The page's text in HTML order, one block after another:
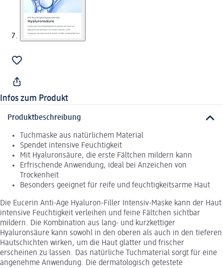
Infos zum Produkt
Produktbeschreibung
Tuchmaske aus natürlichem Material
Spendet intensive Feuchtigkeit
Mit Hyaluronsäure, die erste Fältchen mildern kann
Erfrischende Anwendung, ideal bei Anzeichen von
Trockenheit
Besonders geeignet für reife und feuchtigkeitsarme Haut
Die Eucerin Anti-Age Hyaluron-Filler Intensiv-Maske kann der Haut
intensive Feuchtigkeit verleihen und feine Fältchen sichtbar
mildern. Die Kombination aus lang- und kurzkettiger
Hyaluronsäure kann sowohl in den oberen als auch in den tieferen
Hautschichten wirken, um die Haut glatter und frischer
erscheinen zu lassen. Das natürliche Tuchmaterial sorgt für eine
angenehme Anwendung. Die dermatologisch getestete